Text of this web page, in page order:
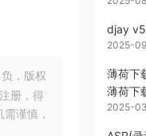
，版权
册，得
谨慎，
djay
2025-
薄荷下
薄荷下
2025-